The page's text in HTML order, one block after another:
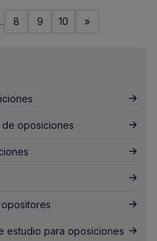
8 9 10 »
de oposiciones
estudio para oposiciones